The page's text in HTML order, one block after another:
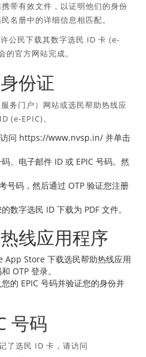
带有效文件，以证明他们的身份
名册中的详细信息相匹配。
公民下载其数字选民 ID 卡 (e-
的官方网站完成。
份证
务门户）网站或选民帮助热线应
(e-EPIC)。
访问 https://www.nvsp.in/ 并单击
、电子邮件 ID 或 EPIC 号码。然
号码，然后通过 OTP 验证您注册
数字选民 ID 下载为 PDF 文件。
线应用程序
App Store 下载选民帮助热线应用
OTP 登录。
的 EPIC 号码并验证您的身份并
号码
了选民 ID 卡，请访问